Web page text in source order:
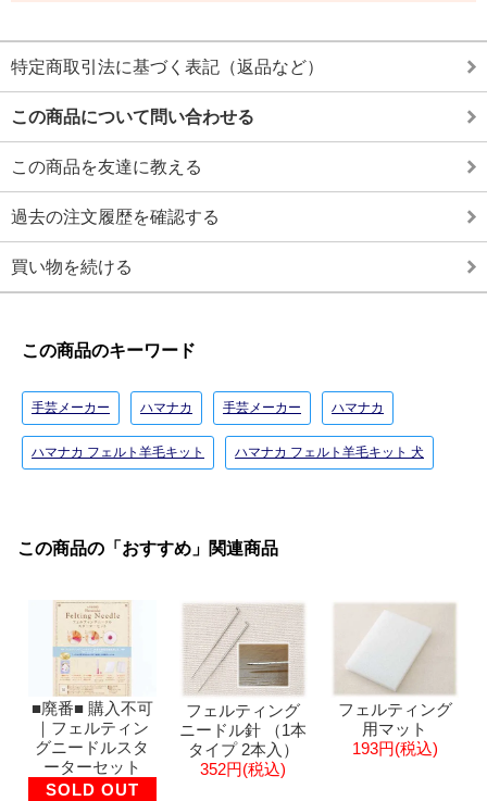
特定商取引法に基づく表記（返品など）
この商品について問い合わせる
この商品を友達に教える
過去の注文履歴を確認する
買い物を続ける
この商品のキーワード
手芸メーカー ハマナカ 手芸メーカー ハマナカ
ハマナカ フェルト羊毛キット ハマナカ フェルト羊毛キット 犬
この商品の「おすすめ」関連商品
■廃番■ 購入不可
｜フェルティン
グニードルスタ
ーターセット
SOLD OUT
フェルティング
ニードル針 （1本
タイプ 2本入）
352円(税込)
フェルティング
用マット
193円(税込)